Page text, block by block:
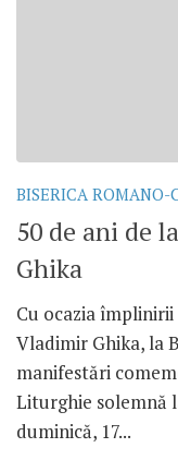
BISERICA ROMANO-
50 de ani de
Ghika
Cu ocazia împlinirii
Vladimir Ghika, la
manifestări
Liturghie solemnă
duminică, 17...